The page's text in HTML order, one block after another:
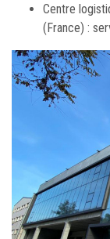
Centre
(France) :